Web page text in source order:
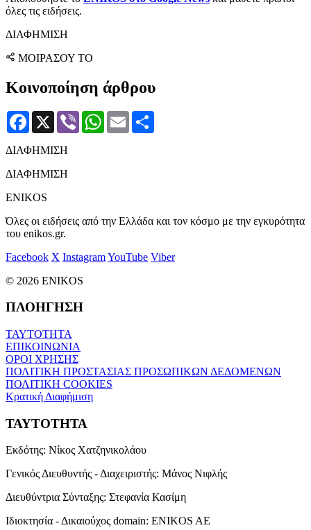
όλες τις ειδήσεις.
ΔΙΑΦΗΜΙΣΗ
ΜΟΙΡΑΣΟΥ ΤΟ
Κοινοποίηση άρθρου
Facebook
X Viber WhatsApp
Email
ΔΙΑΦΗΜΙΣΗ
ΔΙΑΦΗΜΙΣΗ
ENIKOS
Όλες οι ειδήσεις από την Ελλάδα και τον κόσμο με την εγκυρότητα
του enikos.gr.
Facebook X InstagramYouTube Viber
© 2026 ENIKOS
ΠΛΟΗΓΗΣΗ
ΤΑΥΤΟΤΗΤΑ
ΕΠΙΚΟΙΝΩΝΙΑ
ΟΡΟΙ ΧΡΗΣΗΣ
ΠΟΛΙΤΙΚΗ ΠΡΟΣΤΑΣΙΑΣ ΠΡΟΣΩΠΙΚΩΝ ΔΕΔΟΜΕΝΩΝ
ΠΟΛΙΤΙΚΗ COOKIES
Κρατική Διαφήμιση
ΤΑΥΤΟΤΗΤΑ
Εκδότης: Νίκος Χατζηνικολάου
Γενικός Διευθυντής - Διαχειριστής: Μάνος Νιφλής
Διευθύντρια Σύνταξης: Στεφανία Κασίμη
Ιδιοκτησία - Δικαιούχος domain: ENIKOS AE